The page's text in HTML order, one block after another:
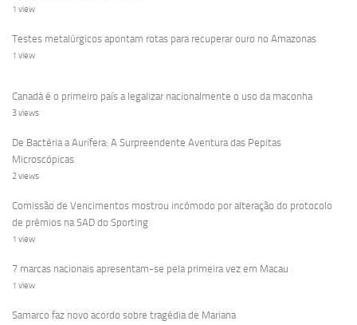
1 view
Testes metalúrgicos apontam rotas para recuperar ouro no Amazonas
1 view
Canadá é o primeiro país a legalizar nacionalmente o uso da maconha
3 views
De Bactéria a Aurífera: A Surpreendente Aventura das Pepitas
Microscópicas
2 views
Comissão de Vencimentos mostrou incómodo por alteração do protocolo
de prémios na SAD do Sporting
1 view
7 marcas nacionais apresentam-se pela primeira vez em Macau
1 view
Samarco faz novo acordo sobre tragédia de Mariana